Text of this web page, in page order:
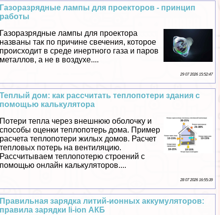
Газоразрядные лампы для проекторов - принцип
работы
Газоразрядные лампы для проектора
названы так по причине свечения, которое
происходит в среде инертного газа и паров
металлов, а не в воздухе....
29 07 2026 15:52:47
Теплый дом: как рассчитать теплопотери здания с
помощью калькулятора
Потери тепла через внешнюю оболочку и
способы оценки теплопотерь дома. Пример
расчета теплопотери жилых домов. Расчет
тепловых потерь на вентиляцию.
Рассчитываем теплопотерю строений с
помощью онлайн калькуляторов....
28 07 2026 16:55:39
Правильная зарядка литий-ионных аккумуляторов:
правила зарядки li-ion АКБ